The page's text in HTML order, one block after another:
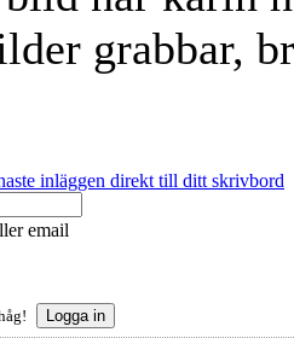
grabbar,
email